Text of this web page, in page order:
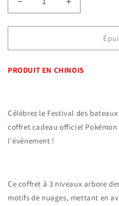
Réduire
la
quantité
Pokémon
Coffret
Gift
2025
Augmenter
la
quantité
Pokémon
Coffret
Gift
2025
PRODUIT EN CHINOIS
Célébrez le Festival des
coffret cadeau officiel
l'événement !
Ce coffret à 3 niveaux arbore
motifs de nuages, mettant en